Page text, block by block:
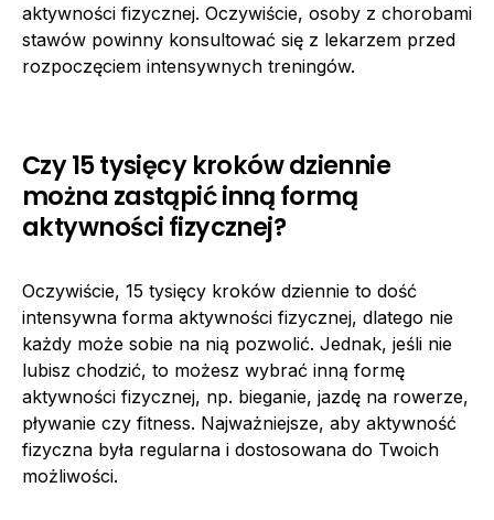
aktywności fizycznej. Oczywiście, osoby z chorobami
stawów powinny konsultować się z lekarzem przed
rozpoczęciem intensywnych treningów.
Czy 15 tysięcy kroków dziennie
można zastąpić inną formą
aktywności fizycznej?
Oczywiście, 15 tysięcy kroków dziennie to dość
intensywna forma aktywności fizycznej, dlatego nie
każdy może sobie na nią pozwolić. Jednak, jeśli nie
lubisz chodzić, to możesz wybrać inną formę
aktywności fizycznej, np. bieganie, jazdę na rowerze,
pływanie czy fitness. Najważniejsze, aby aktywność
fizyczna była regularna i dostosowana do Twoich
możliwości.